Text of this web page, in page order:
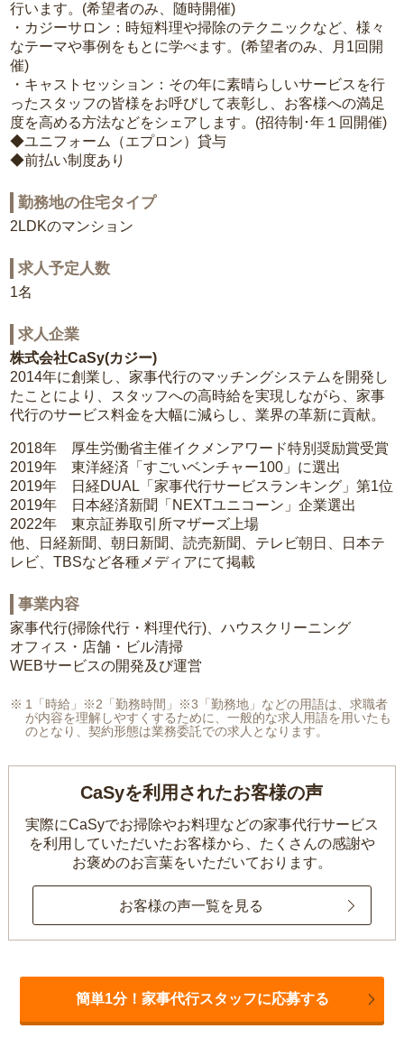
行います。(希望者のみ、随時開催)
・カジーサロン：時短料理や掃除のテクニックなど、様々
なテーマや事例をもとに学べます。(希望者のみ、月1回開
催)
・キャストセッション：その年に素晴らしいサービスを行
ったスタッフの皆様をお呼びして表彰し、お客様への満足
度を高める方法などをシェアします。(招待制･年１回開催)
◆ユニフォーム（エプロン）貸与
◆前払い制度あり
勤務地の住宅タイプ
2LDKのマンション
求人予定人数
1名
求人企業
株式会社CaSy(カジー)
2014年に創業し、家事代行のマッチングシステムを開発し
たことにより、スタッフへの高時給を実現しながら、家事
代行のサービス料金を大幅に減らし、業界の革新に貢献。
2018年 厚生労働省主催イクメンアワード特別奨励賞受賞
2019年 東洋経済「すごいベンチャー100」に選出
2019年 日経DUAL「家事代行サービスランキング」第1位
2019年 日本経済新聞「NEXTユニコーン」企業選出
2022年 東京証券取引所マザーズ上場
他、日経新聞、朝日新聞、読売新聞、テレビ朝日、日本テ
レビ、TBSなど各種メディアにて掲載
事業内容
家事代行(掃除代行・料理代行)、ハウスクリーニング
オフィス・店舗・ビル清掃
WEBサービスの開発及び運営
1「時給」※2「勤務時間」※3「勤務地」などの用語は、求職者
が内容を理解しやすくするために、一般的な求人用語を用いたも
のとなり、契約形態は業務委託での求人となります。
CaSyを利用されたお客様の声
実際にCaSyでお掃除やお料理などの家事代行サービス
を利用していただいたお客様から、 たくさんの感謝や
お褒めのお言葉をいただいております。
お客様の声一覧を見る
簡単1分！家事代行スタッフに応募する